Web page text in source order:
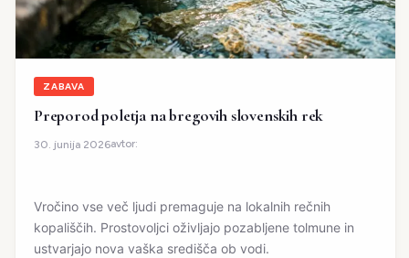
ZABAVA
Preporod poletja na bregovih slovenskih rek
30. junija 2026avtor:
Vročino vse več ljudi premaguje na lokalnih rečnih
kopališčih. Prostovoljci oživljajo pozabljene tolmune in
ustvarjajo nova vaška središča ob vodi.